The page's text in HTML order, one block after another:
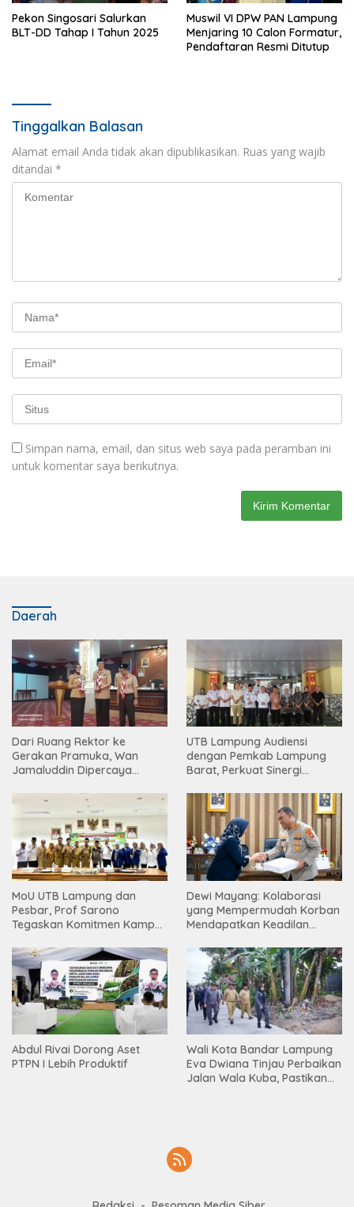
Pekon Singosari Salurkan
BLT-DD Tahap I Tahun 2025
Muswil VI DPW PAN Lampung
Menjaring 10 Calon Formatur,
Pendaftaran Resmi Ditutup
Tinggalkan Balasan
Alamat email Anda tidak akan dipublikasikan. Ruas yang wajib
ditandai *
Simpan nama, email, dan situs web saya pada peramban ini
untuk komentar saya berikutnya.
Daerah
Dari Ruang Rektor ke
Gerakan Pramuka, Wan
Jamaluddin Dipercaya
UTB Lampung Audiensi
dengan Pemkab Lampung
Barat, Perkuat Sinergi
Tinggi
MoU UTB Lampung dan
Pesbar, Prof Sarono
Tegaskan Komitmen Kampus
Masyarakat
Dewi Mayang: Kolaborasi
yang Mempermudah Korban
Mendapatkan Keadilan
Abdul Rivai Dorong Aset
PTPN I Lebih Produktif
Wali Kota Bandar Lampung
Eva Dwiana Tinjau Perbaikan
Jalan Wala Kuba, Pastikan